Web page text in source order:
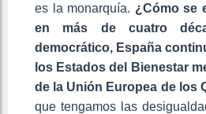
es la monarquía. ¿Cómo se
en más de cuatro
democrático, España
los Estados del Bienestar
de la Unión Europea de los
que tengamos las